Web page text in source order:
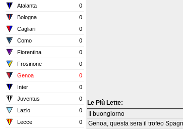
Atalanta
0
Bologna
0
Cagliari
0
Como
0
Fiorentina
0
Frosinone
0
Genoa
0
Inter
0
Juventus
0
Lazio
0
Lecce
0
Le Più Lette:
Il buongiorno
Genoa, questa sera il trofeo